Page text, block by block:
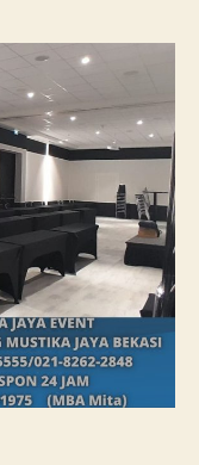
Meja
uk
180×45cm
Street
Hitam
Cawang